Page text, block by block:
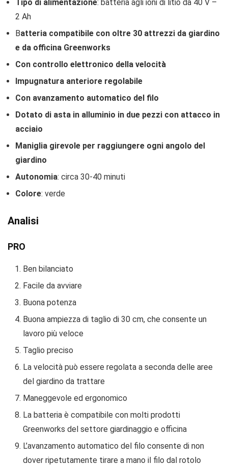
Tipo di alimentazione: batteria agli ioni di litio da 40 V –
2 Ah
Batteria compatibile con oltre 30 attrezzi da giardino
e da officina Greenworks
Con controllo elettronico della velocità
Impugnatura anteriore regolabile
Con avanzamento automatico del filo
Dotato di asta in alluminio in due pezzi con attacco in
acciaio
Maniglia girevole per raggiungere ogni angolo del
giardino
Autonomia: circa 30-40 minuti
Colore: verde
Analisi
PRO
Ben bilanciato
Facile da avviare
Buona potenza
Buona ampiezza di taglio di 30 cm, che consente un
lavoro più veloce
Taglio preciso
La velocità può essere regolata a seconda delle aree
del giardino da trattare
Maneggevole ed ergonomico
La batteria è compatibile con molti prodotti
Greenworks del settore giardinaggio e officina
L’avanzamento automatico del filo consente di non
dover ripetutamente tirare a mano il filo dal rotolo